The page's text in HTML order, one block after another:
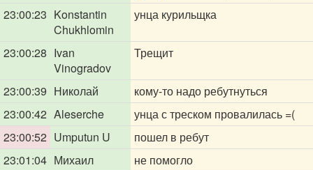
23:00:23 Konstantin
Chukhlomin
унца курильщка
23:00:28 Ivan
Vinogradov
Трещит
23:00:39 Николай
кому-то надо ребутнуться
23:00:42 Aleserche
унца с треском провалилась =(
23:00:52 Umputun U
пошел в ребут
23:01:04 Михаил
не помогло